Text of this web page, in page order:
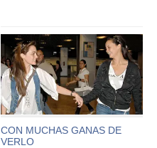
CON MUCHAS GANAS DE
VERLO